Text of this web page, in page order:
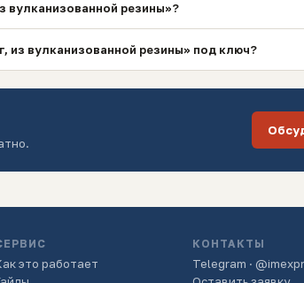
вулканизованной резины»?
из вулканизованной резины» под ключ?
это работает
КОНТАКТЫ
Telegram ·